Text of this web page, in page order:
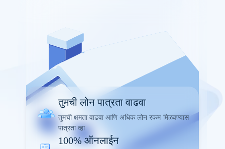
तुमची लोन पात्रता वाढवा
तुमची क्षमता वाढवा आणि अधिक लोन रकम मिळवण्यास
पात्रता व्हा
100% ऑनलाईन